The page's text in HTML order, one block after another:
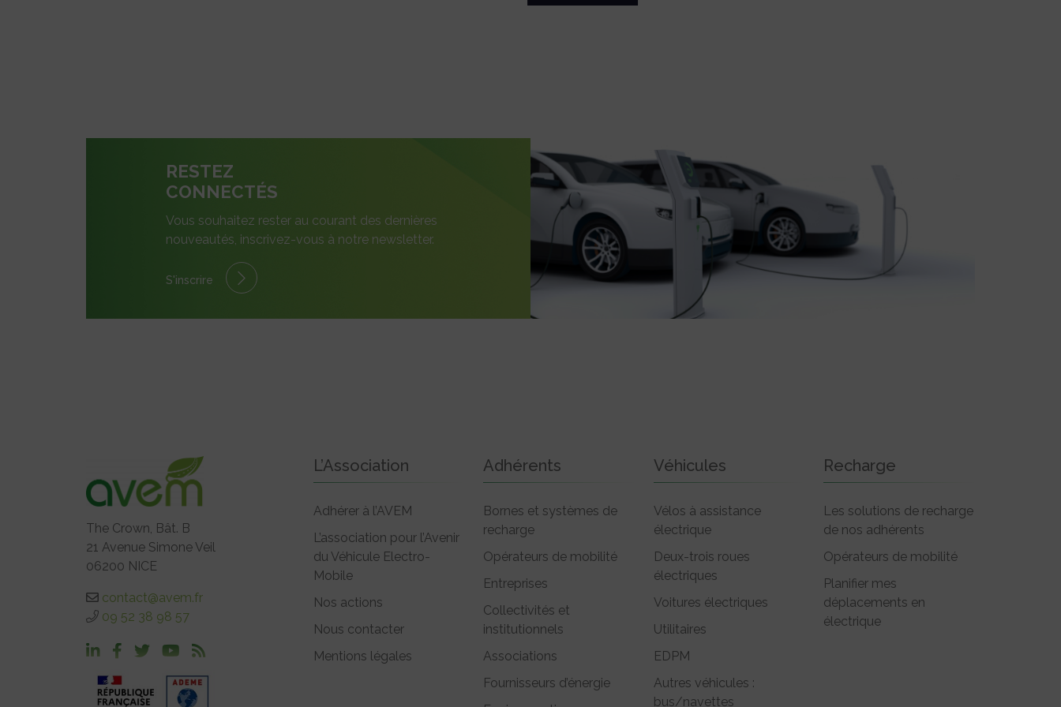
RESTEZ
CONNECTÉS
Vous souhaitez rester au courant des dernières
nouveautés, inscrivez-vous à notre newsletter.
S'inscrire
The Crown, Bât. B
21 Avenue Simone Veil
06200 NICE
contact@avem.fr
09 52 38 98 57
L’Association
Adhérer à l’AVEM
L’association pour l’Avenir
du Véhicule Electro-
Mobile
Nos actions
Nous contacter
Mentions légales
Adhérents
Bornes et systèmes de
recharge
Opérateurs de mobilité
Entreprises
Collectivités et
institutionnels
Associations
Fournisseurs d’énergie
Véhicules
Vélos à assistance
électrique
Deux-trois roues
électriques
Voitures électriques
Utilitaires
EDPM
Autres véhicules :
bus/navettes
Recharge
Les solutions de recharge
de nos adhérents
Opérateurs de mobilité
Planifier mes
déplacements en
électrique